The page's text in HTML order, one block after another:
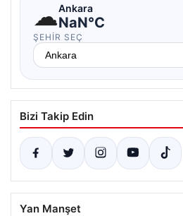
☁Ankara
NaN°C
ŞEHIR SEÇ
Bizi Takip Edin
Yan Manşet